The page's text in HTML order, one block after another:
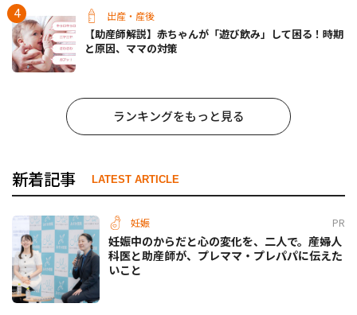
出産・産後
【助産師解説】赤ちゃんが「遊び飲み」して困る！時期
と原因、ママの対策
ランキングをもっと見る
新着記事 LATEST ARTICLE
妊娠 PR
妊娠中のからだと心の変化を、二人で。産婦人
科医と助産師が、プレママ・プレパパに伝えた
いこと